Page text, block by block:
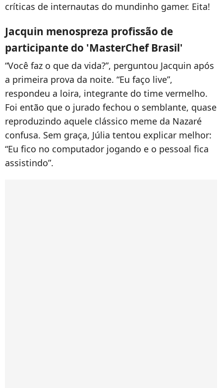
críticas de internautas do mundinho gamer. Eita!
Jacquin menospreza profissão de
participante do 'MasterChef Brasil'
“Você faz o que da vida?”, perguntou Jacquin após
a primeira prova da noite. “Eu faço live”,
respondeu a loira, integrante do time vermelho.
Foi então que o jurado fechou o semblante, quase
reproduzindo aquele clássico meme da Nazaré
confusa. Sem graça, Júlia tentou explicar melhor:
“Eu fico no computador jogando e o pessoal fica
assistindo”.